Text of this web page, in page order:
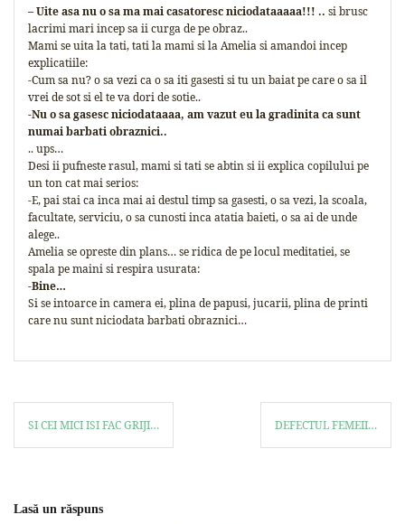
– Uite asa nu o sa ma mai casatoresc niciodataaaaa!!! .. si brusc
lacrimi mari incep sa ii curga de pe obraz..
Mami se uita la tati, tati la mami si la Amelia si amandoi incep
explicatiile:
-Cum sa nu? o sa vezi ca o sa iti gasesti si tu un baiat pe care o sa il
vrei de sot si el te va dori de sotie..
-Nu o sa gasesc niciodataaaa, am vazut eu la gradinita ca sunt
numai barbati obraznici..
.. ups…
Desi ii pufneste rasul, mami si tati se abtin si ii explica copilului pe
un ton cat mai serios:
-E, pai stai ca inca mai ai destul timp sa gasesti, o sa vezi, la scoala,
facultate, serviciu, o sa cunosti inca atatia baieti, o sa ai de unde
alege..
Amelia se opreste din plans… se ridica de pe locul meditatiei, se
spala pe maini si respira usurata:
-Bine…
Si se intoarce in camera ei, plina de papusi, jucarii, plina de printi
care nu sunt niciodata barbati obraznici…
SI CEI MICI ISI FAC GRIJI… DEFECTUL FEMEII…
Lasă un răspuns